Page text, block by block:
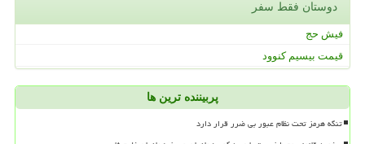
دوستان فقط سفر
فیش حج
قیمت بیسیم کنوود
پربیننده ترین ها
تنگه هرمز تحت نظام عبور بی ضرر قرار دارد